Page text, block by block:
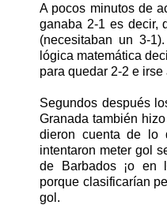
A pocos minutos de
ganaba 2-1 es decir,
(necesitaban un 3-
lógica matemática
para quedar 2-2 e irse
Segundos después
Granada también
dieron cuenta de lo
intentaron meter gol
de Barbados ¡o
porque clasificarían
gol.